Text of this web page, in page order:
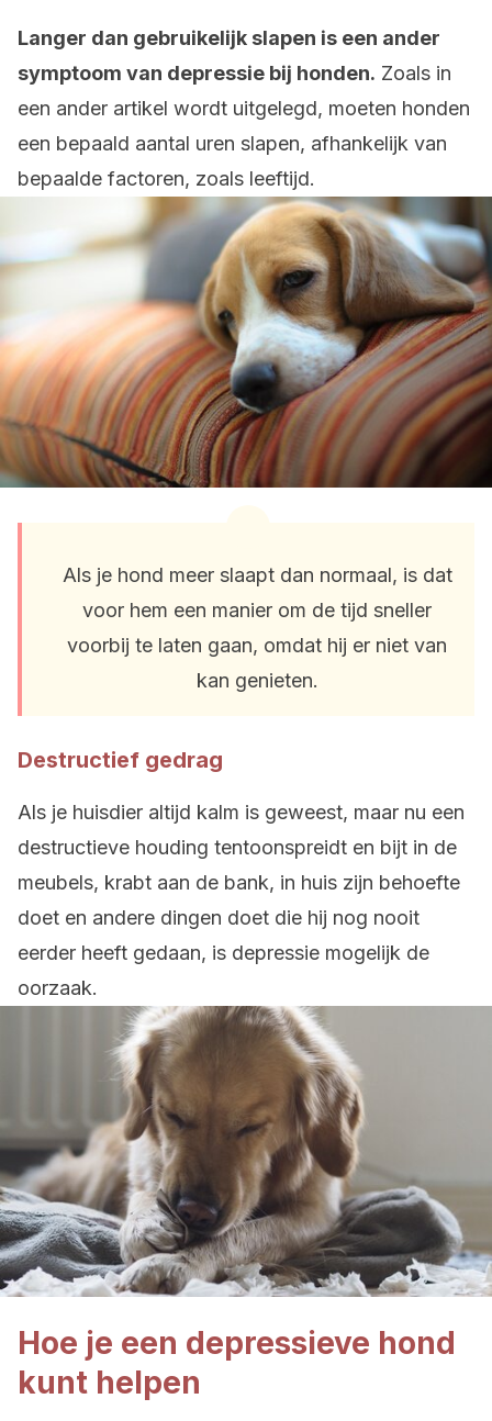
Langer dan gebruikelijk slapen is een ander
symptoom van depressie bij honden. Zoals in
een ander artikel wordt uitgelegd, moeten honden
een bepaald aantal uren slapen, afhankelijk van
bepaalde factoren, zoals leeftijd.
Als je hond meer slaapt dan normaal, is dat
voor hem een manier om de tijd sneller
voorbij te laten gaan, omdat hij er niet van
kan genieten.
Destructief gedrag
Als je huisdier altijd kalm is geweest, maar nu een
destructieve houding tentoonspreidt en bijt in de
meubels, krabt aan de bank, in huis zijn behoefte
doet en andere dingen doet die hij nog nooit
eerder heeft gedaan, is depressie mogelijk de
oorzaak.
Hoe je een depressieve hond
kunt helpen